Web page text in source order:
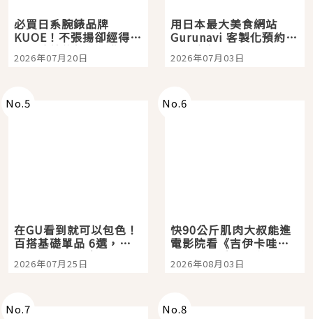
必買日系腕錶品牌
KUOE！不張揚卻經得起
時間洗鍊的經典之作五
選
2026年07月20日
用日本最大美食網站
Gurunavi 客製化預約九
大都市餐廳，打造專屬
美食體驗！
2026年07月03日
No.5
在GU看到就可以包色！
百搭基礎單品 6選，閉
眼全收也不心疼
2026年07月25日
No.6
快90公斤肌肉大叔能進
電影院看《吉伊卡哇》
嗎？日本重金屬樂團
「打首」會長與nagano
2026年08月03日
No.7 No.8